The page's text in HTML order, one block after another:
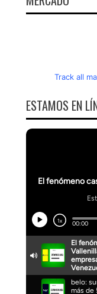
Track all
ESTAMOS EN